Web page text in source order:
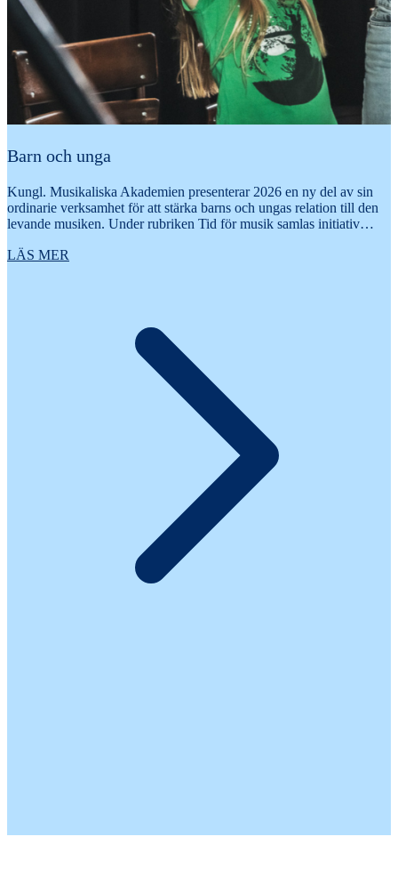
Barn och unga
Kungl. Musikaliska Akademien presenterar 2026 en ny del av sin
ordinarie verksamhet för att stärka barns och ungas relation till den
levande musiken. Under rubriken Tid för musik samlas initiativ…
LÄS MER